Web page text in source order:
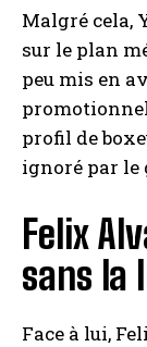
Malgré cela,
sur le plan
peu mis en
profil de
ignoré par
Felix
sans la
Face à lui,